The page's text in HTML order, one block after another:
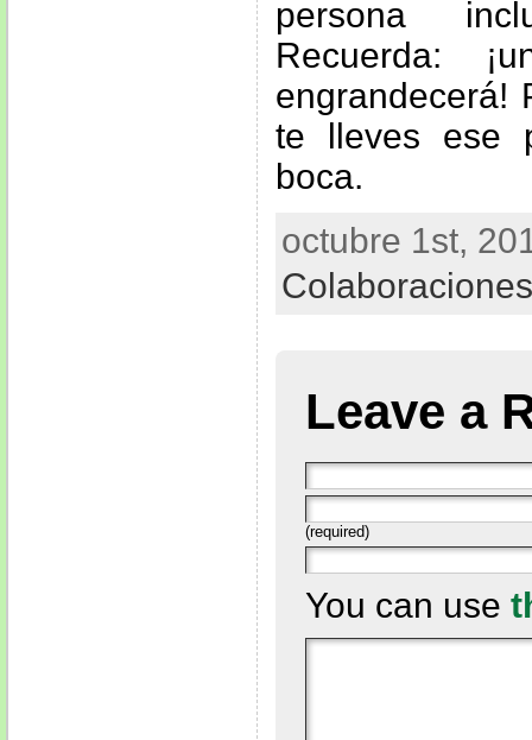
persona
Recuerda:
engrandecerá!
te lleves ese
boca.
octubre 1st,
Colaboraciones
Leave a
(required)
You can use